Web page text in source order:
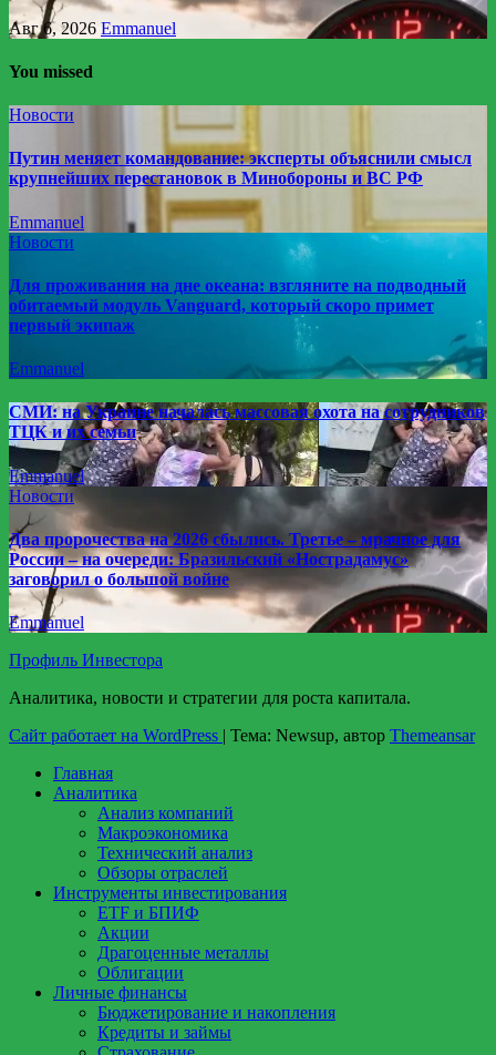
Авг 6, 2026 Emmanuel
You missed
Новости
Путин меняет командование: эксперты объяснили смысл
крупнейших перестановок в Минобороны и ВС РФ
Emmanuel
Новости
Для проживания на дне океана: взгляните на подводный
обитаемый модуль Vanguard, который скоро примет
первый экипаж
Emmanuel
СМИ: на Украине началась массовая охота на сотрудников
ТЦК и их семьи
Emmanuel
Новости
Два пророчества на 2026 сбылись. Третье – мрачное для
России – на очереди: Бразильский «Нострадамус»
заговорил о большой войне
Emmanuel
Профиль Инвестора
Аналитика, новости и стратегии для роста капитала.
Сайт работает на WordPress | Тема: Newsup, автор Themeansar
Главная
Аналитика
Анализ компаний
Макроэкономика
Технический анализ
Обзоры отраслей
Инструменты инвестирования
ETF и БПИФ
Акции
Драгоценные металлы
Облигации
Личные финансы
Бюджетирование и накопления
Кредиты и займы